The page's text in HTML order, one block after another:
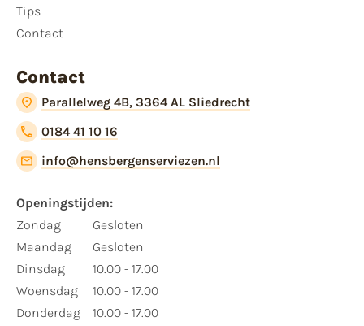
Tips
Contact
Contact
Parallelweg 4B, 3364 AL Sliedrecht
0184 41 10 16
info@hensbergenserviezen.nl
Openingstijden:
Zondag
Maandag
Dinsdag
Woensdag
Donderdag
Gesloten
Gesloten
10.00 - 17.00
10.00 - 17.00
10.00 - 17.00